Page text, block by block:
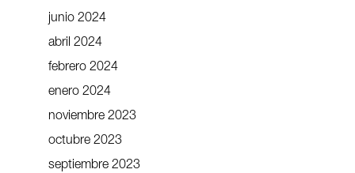
junio 2024
abril 2024
febrero 2024
enero 2024
noviembre 2023
octubre 2023
septiembre 2023